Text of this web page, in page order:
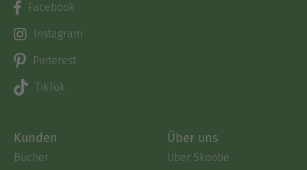
Facebook
Instagram
Pinterest
TikTok
Kunden
Bücher
Über uns
Über Skoobe